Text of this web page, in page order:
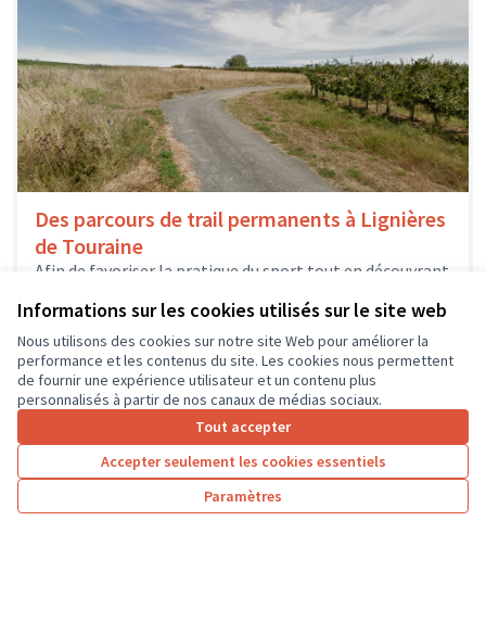
Informations sur les cookies utilisés sur le site web
Nous utilisons des cookies sur notre site Web pour améliorer la
performance et les contenus du site. Les cookies nous permettent
de fournir une expérience utilisateur et un contenu plus
personnalisés à partir de nos canaux de médias sociaux.
Tout accepter
Accepter seulement les cookies essentiels
Paramètres
Des parcours de trail permanents à Lignières
de Touraine
Afin de favoriser la pratique du sport tout en découvrant
Lignières-de-Touraine, 3 parcours...
Sport Lignières-de-Touraine
Résultats par page : 100
1 2 3 4